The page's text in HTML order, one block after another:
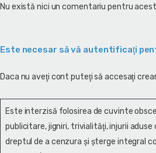
Nu există nici un comentariu pentru
Este necesar să vă autentificaţi
Daca nu aveţi cont puteţi să accesaţi
Este interzisă folosirea de cuvinte
publicitare, jigniri, trivialităţi, injurii
dreptul de a cenzura și şterge integral